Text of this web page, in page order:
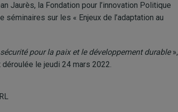
Jaurès, la Fondation pour l’innovation Politique
sur les « Enjeux de l’adaptation au
pour la paix et le développement durable»,
déroulée le jeudi 24 mars 2022.